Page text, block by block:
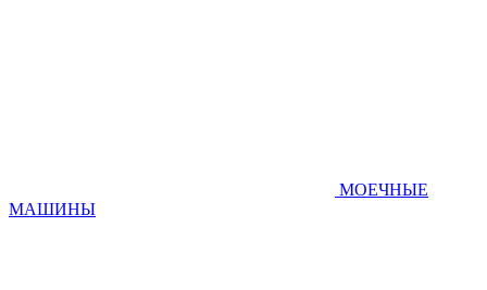
МОЕЧНЫЕ
МАШИНЫ